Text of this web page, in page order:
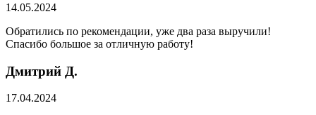
14.05.2024
Обратились по рекомендации, уже два раза выручили!
Спасибо большое за отличную работу!
Дмитрий Д.
17.04.2024